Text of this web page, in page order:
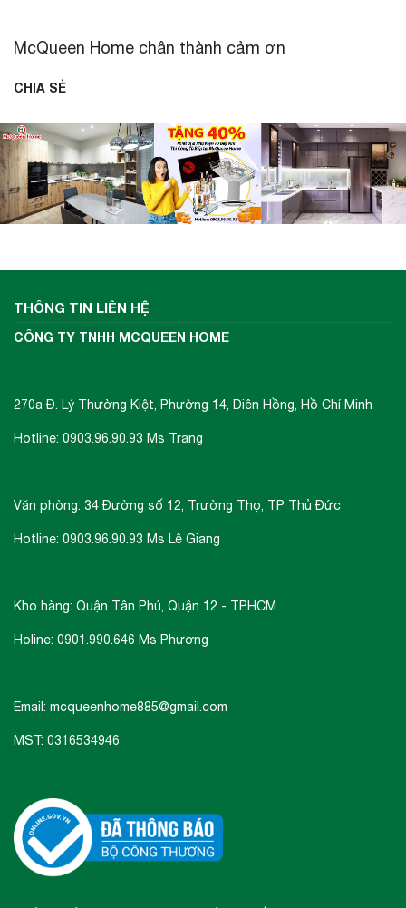
McQueen Home chân thành cảm ơn
CHIA SẺ
THÔNG TIN LIÊN HỆ
CÔNG TY TNHH MCQUEEN HOME
270a Đ. Lý Thường Kiệt, Phường 14, Diên Hồng, Hồ Chí Minh
Hotline: 0903.96.90.93 Ms Trang
Văn phòng: 34 Đường số 12, Trường Thọ, TP Thủ Đức
Hotline: 0903.96.90.93 Ms Lê Giang
Kho hàng: Quận Tân Phú, Quận 12 - TP.HCM
Holine: 0901.990.646 Ms Phương
Email: mcqueenhome885@gmail.com
MST: 0316534946